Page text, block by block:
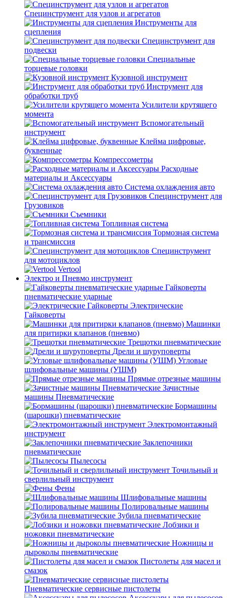
Специнструмент для узлов и агрегатов
Инструменты для
сцепления
Специнструмент для
подвески
Специальные
торцевые головки
Кузовной инструмент
Инструмент для
обработки труб
Усилители крутящего
момента
Вспомогательный
инструмент
Клейма цифровые,
буквенные
Компрессометры
Расходные
материалы и Аксессуары
Система охлаждения авто
Специнструмент для
Грузовиков
Съемники
Топливная система
Тормозная система
и трансмиссия
Специнструмент
для мотоциклов
Vertool
Электро и Пневмо инструмент
Гайковерты
пневматические ударные
Электрические
Гайковерты
Машинки
для притирки клапанов (пневмо)
Трещотки пневматические
Дрели и шуруповерты
Угловые
шлифовальные машины (УШМ)
Прямые отрезные машины
Зачистные
машины Пневматические
Бормашины
(шарошки) пневматические
Электромонтажный
инструмент
Заклепочники
пневматические
Пылесосы
Точильный и
сверлильный инструмент
Фены
Шлифовальные машины
Полировальные машины
Зубила пневматические
Лобзики и
ножовки пневматические
Ножницы и
дыроколы пневматические
Пистолеты для масел и
смазок
Пневматические сервисные пистолеты